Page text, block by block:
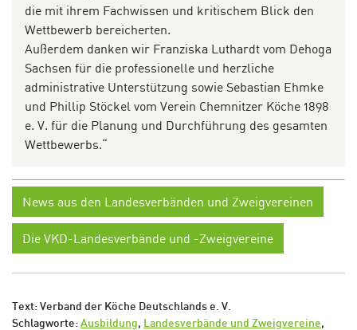
die mit ihrem Fachwissen und kritischem Blick den
Wettbewerb bereicherten.
Außerdem danken wir Franziska Luthardt vom Dehoga
Sachsen für die professionelle und herzliche
administrative Unterstützung sowie Sebastian Ehmke
und Phillip Stöckel vom Verein Chemnitzer Köche 1898
e. V. für die Planung und Durchführung des gesamten
Wettbewerbs.“
News aus den Landesverbänden und Zweigvereinen
Die VKD-Landesverbände und -Zweigvereine
Text: Verband der Köche Deutschlands e. V.
Schlagworte: Ausbildung, Landesverbände und Zweigvereine,